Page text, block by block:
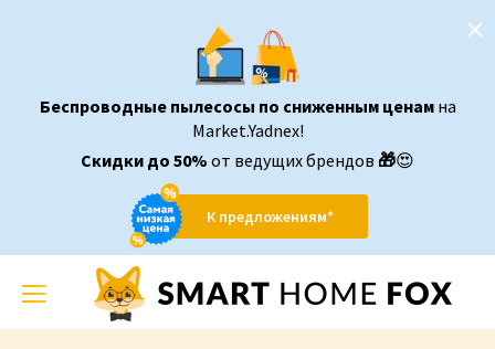
Беспроводные пылесосы по сниженным ценам на
Market.Yadnex!
Скидки до 50% от ведущих брендов 🎁😍
К предложениям*
Toggle
navigation